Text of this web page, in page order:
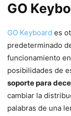
GO
GO Keyboard es
predeterminado
funcionamiento
posibilidades de
soporte para
cambiar la
palabras de una